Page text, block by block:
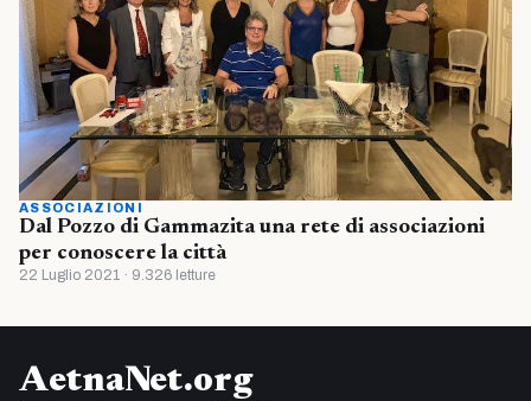
ASSOCIAZIONI
Dal Pozzo di Gammazita una rete di associazioni
per conoscere la città
22 Luglio 2021 · 9.326 letture
AetnaNet.org